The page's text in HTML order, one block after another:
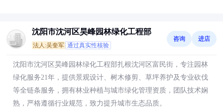
沈阳市沈河区昊峰园林绿化工程部
法人:吴奎军 通过真实性核验
咨询 进店
沈阳市沈河区昊峰园林绿化工程部扎根沈河区富民街，专注园林
绿化服务21年，提供景观设计、树木修剪、草坪养护及专业砍伐
等全链条服务，拥有林业种植与城市绿化管理资质，团队技术娴
熟，严格遵循行业规范，致力提升城市生态品质。